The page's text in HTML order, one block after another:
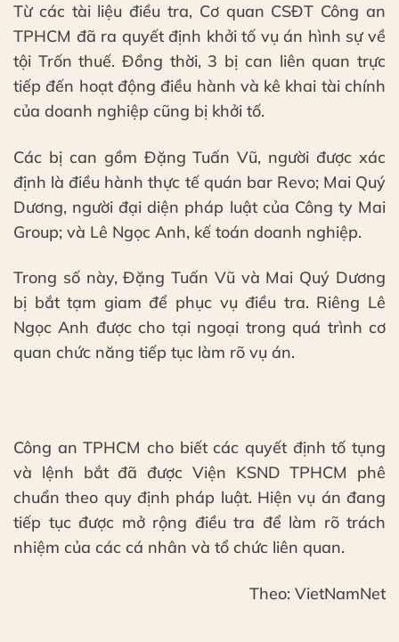
Từ các tài liệu điều tra, Cơ quan CSĐT Công an
TPHCM đã ra quyết định khởi tố vụ án hình sự về
tội Trốn thuế. Đồng thời, 3 bị can liên quan trực
tiếp đến hoạt động điều hành và kê khai tài chính
của doanh nghiệp cũng bị khởi tố.
Các bị can gồm Đặng Tuấn Vũ, người được xác
định là điều hành thực tế quán bar Revo; Mai Quý
Dương, người đại diện pháp luật của Công ty Mai
Group; và Lê Ngọc Anh, kế toán doanh nghiệp.
Trong số này, Đặng Tuấn Vũ và Mai Quý Dương
bị bắt tạm giam để phục vụ điều tra. Riêng Lê
Ngọc Anh được cho tại ngoại trong quá trình cơ
quan chức năng tiếp tục làm rõ vụ án.
Công an TPHCM cho biết các quyết định tố tụng
và lệnh bắt đã được Viện KSND TPHCM phê
chuẩn theo quy định pháp luật. Hiện vụ án đang
tiếp tục được mở rộng điều tra để làm rõ trách
nhiệm của các cá nhân và tổ chức liên quan.
Theo: VietNamNet